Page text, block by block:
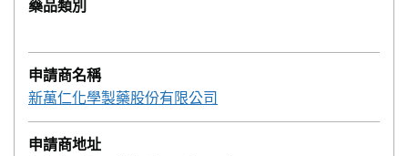
藥品類別
申請商名稱
新萬仁化學製藥股份有限公司
申請商地址